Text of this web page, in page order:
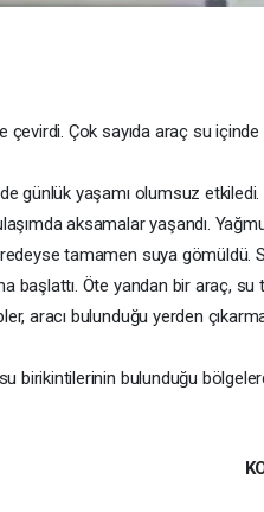
Çok sayıda araç su içinde
günlük yaşamı olumsuz etkiledi.
aksamalar yaşandı.
tamamen suya gömüldü.
başlattı. Öte yandan bir araç, su
aracı bulunduğu yerden
birikintilerinin bulunduğu